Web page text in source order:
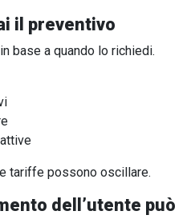
il preventivo
base a quando lo richiedi.
tariffe possono oscillare.
dell’utente può